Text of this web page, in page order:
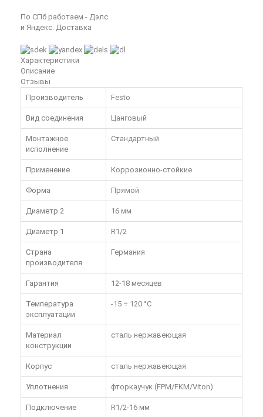
По СПб работаем - Дэлс
и Яндекс. Доставка
Характеристики
Описание
Отзывы
Производитель
Festo
Вид соединения Цанговый
Монтажное
исполнение
Стандартный
Применение Коррозионно-стойкие
Форма Прямой
Диаметр 2 16 мм
Диаметр 1 R1/2
Страна
производителя
Германия
Гарантия 12-18 месяцев
Температура
эксплуатации
-15 ÷ 120 °C
Материал
конструкции
сталь нержавеющая
Корпус сталь нержавеющая
Уплотнения фторкаучук (FPM/FKM/Viton)
Подключение R1/2-16 мм